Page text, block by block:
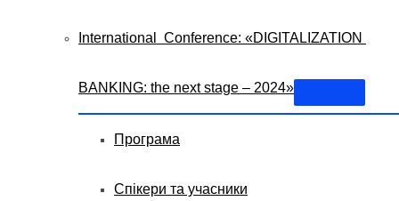
International Conference: «DIGITALIZATION
BANKING: the next stage – 2024»
Програма
Спікери та учасники